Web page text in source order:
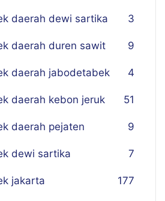
daerah dewi sartika 3
daerah duren sawit 9
daerah jabodetabek 4
daerah kebon jeruk 51
daerah pejaten 9
dewi sartika 7
jakarta 177